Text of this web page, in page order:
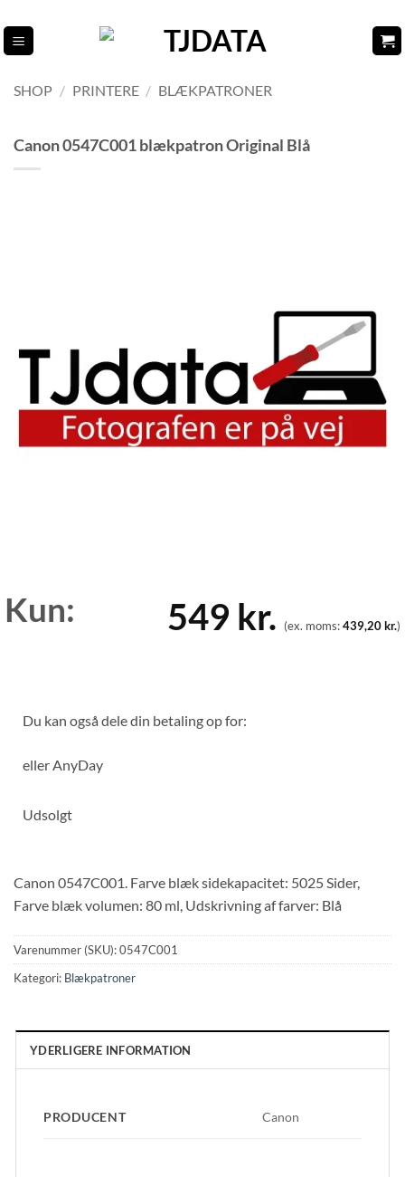
til
indhold
SHOP / PRINTERE / BLÆKPATRONER
Canon 0547C001 blækpatron Original Blå
Kun: 549 kr. (ex. moms:439,20kr.)
Du kan også dele din betaling op for:
eller AnyDay
Udsolgt
Canon 0547C001. Farve blæk sidekapacitet: 5025 Sider,
Farve blæk volumen: 80 ml, Udskrivning af farver: Blå
Varenummer (SKU):0547C001
Kategori: Blækpatroner
YDERLIGERE INFORMATION
PRODUCENT Canon